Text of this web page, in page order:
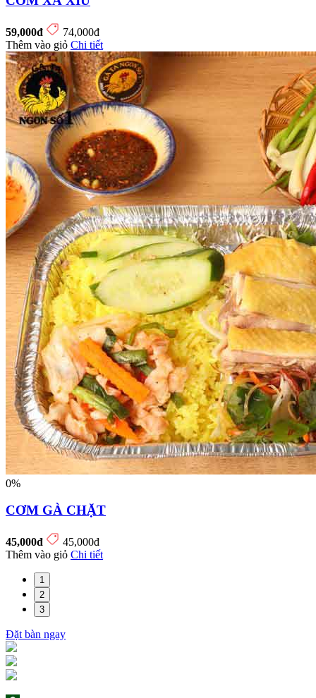
59,000đ
74,000đ
Thêm vào giỏ Chi tiết
0%
CƠM GÀ CHẶT
45,000đ
45,000đ
Thêm vào giỏ Chi tiết
1
2
3
Đặt bàn ngay